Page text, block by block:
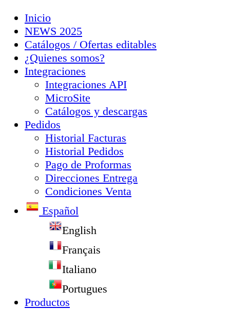
Inicio
NEWS 2025
Catálogos / Ofertas editables
¿Quienes somos?
Integraciones
Integraciones API
MicroSite
Catálogos y descargas
Pedidos
Historial Facturas
Historial Pedidos
Pago de Proformas
Direcciones Entrega
Condiciones Venta
Español
English
Français
Italiano
Portugues
Productos